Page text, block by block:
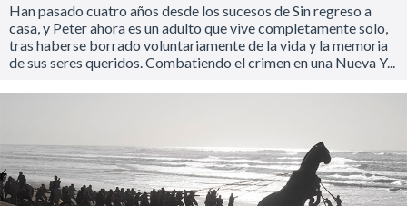
Han pasado cuatro años desde los sucesos de Sin regreso a
casa, y Peter ahora es un adulto que vive completamente solo,
tras haberse borrado voluntariamente de la vida y la memoria
de sus seres queridos. Combatiendo el crimen en una Nueva Y...